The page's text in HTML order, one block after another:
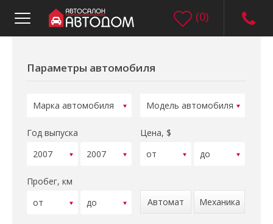
(0)
Параметры автомобиля
Год выпуска Цена, $
Пробег, км
Автомат
Механика